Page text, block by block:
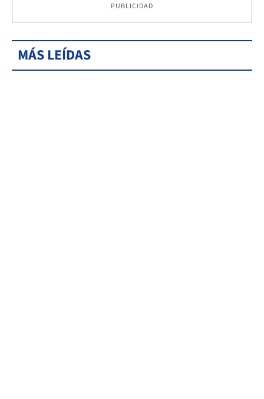
PUBLICIDAD
MÁS LEÍDAS